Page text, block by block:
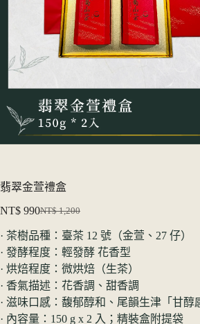
翡翠金萱禮盒
NT$1,200
始
價
格：
NT$ 1,200。
NT$ 990
前
價
格：
NT$ 990。
· 茶樹品種：臺茶 12 號（金萱、27 仔）
· 發酵程度：輕發酵 花香型
· 烘焙程度：微烘焙（生茶）
· 香氣描述：花香調、甜香調
· 滋味口感：馥郁醇和、尾韻生津「甘醇
· 內容量：150 g x 2 入；精裝盒附提袋